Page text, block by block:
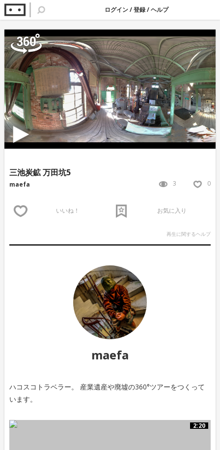
ログイン/登録/ヘルプ
三池炭鉱 万田坑5
maefa 3 0
いいね！ お気に入り
再生に関するヘルプ
maefa
ハコスコトラベラー。 産業遺産や廃墟の360°ツアーをつくって
います。
2:20